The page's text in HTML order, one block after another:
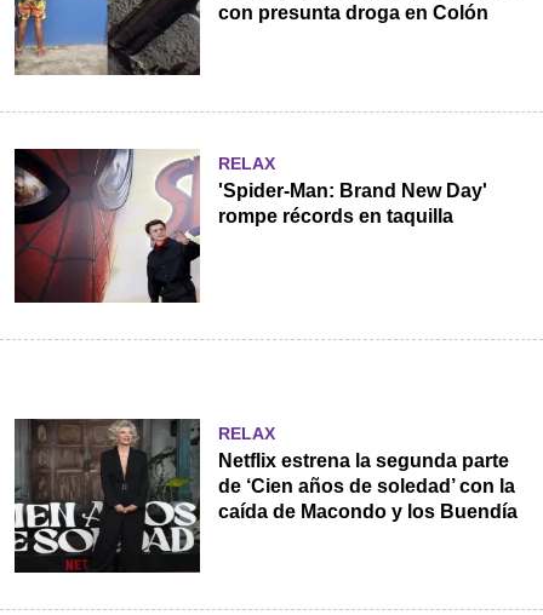
con presunta droga en Colón
RELAX
'Spider-Man: Brand New Day'
rompe récords en taquilla
RELAX
Netflix estrena la segunda parte
de ‘Cien años de soledad’ con la
caída de Macondo y los Buendía